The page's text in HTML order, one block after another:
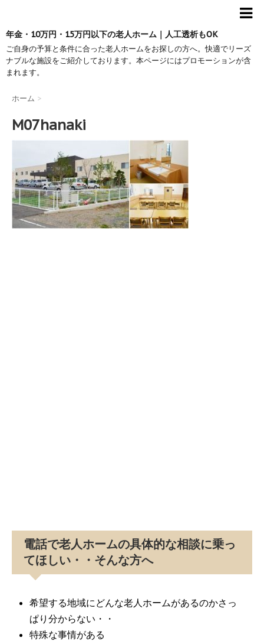
年金・10万円・15万円以下の老人ホーム｜人工透析もOK
ご自身の予算と条件に合った老人ホームをお探しの方へ。快適でリーズ
ナブルな施設をご紹介しております。本ページにはプロモーションが含
まれます。
ホーム >
M07hanaki
電話で老人ホームの具体的な相談に乗っ
てほしい・・そんな方へ
希望する地域にどんな老人ホームがあるのかさっ
ぱり分からない・・
特殊な事情がある